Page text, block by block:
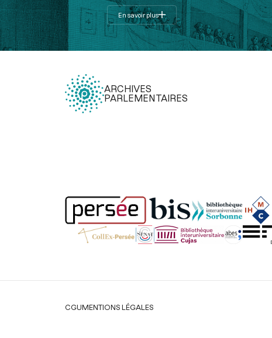
En savoir plus
ARCHIVES
PARLEMENTAIRES
Légal
CGUMENTIONS LÉGALES